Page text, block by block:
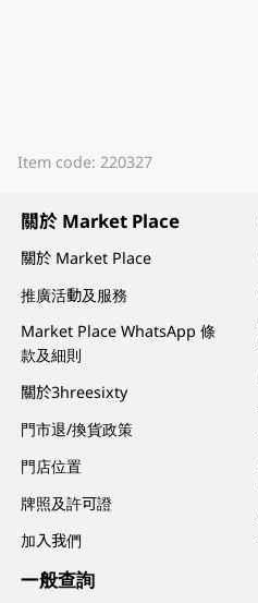
Item code: 220327
關於 Market Place
關於 Market Place
推廣活動及服務
Market Place WhatsApp 條
款及細則
關於3hreesixty
門市退/換貨政策
門店位置
牌照及許可證
加入我們
一般查詢